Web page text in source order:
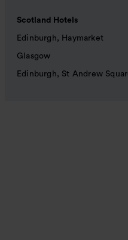
Scotland Hotels
Edinburgh, Haymarket
Glasgow
Edinburgh, St Andrew